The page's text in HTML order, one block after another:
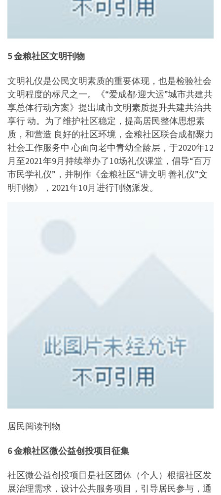
5 金粮社区文明刊物
文明礼仪是公民文明素质的重要体现，也是检验社会
文明程度的标尺之一。《“爱成都·迎大运”城市共建共
享总体行动方案》提出城市文明素质提升共建共治共
享行 动。为了维护社区稳定，提高居民整体思想素
质，和营造 良好的社区环境，金粮社区联合成都聚力
社会工作服务中 心面向老中青幼全龄层，于2020年12
月至2021年9月持续举办了10场礼仪课堂，倡导“百万
市民学礼仪”，并制作《金粮社区“讲文明 善礼仪”文
明刊物》，2021年10月进行刊物派发。
居民阅读刊物
6 金粮社区微公益创投项目征集
社区微公益创投项目是社区团体（个人）根据社区发
展治理需求，设计公共服务项目，引导居民参与，通